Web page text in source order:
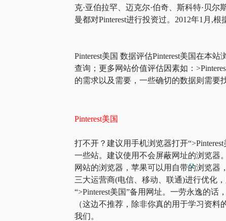
克·亚伯拉罕、迈克尔·伯奇、斯科特·贝
曼都对Pinterest进行投资过。2012年1月,根
Pinterest美国 数据评估Pinterest美国在本站
查询；更多网站价值评估因素如：
的需求以及需要，一些确切的数据则需要
Pinterest美国
打不开？建议用手机浏览器打开
一些站。建议使用不会屏蔽网址的浏览器
网站的浏览器，苹果可以用自带的浏览器
三大运营商(电信、移动、联通)进行优化
“>Pinterest美国”备用网址。一劳永逸的
（这边不推荐，除非你真的用于学习资
我们。